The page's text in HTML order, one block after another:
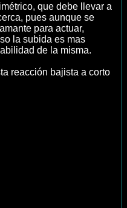
que debe llevar a
pues aunque se
para actuar,
la subida es mas
de la misma.
reacción bajista a corto